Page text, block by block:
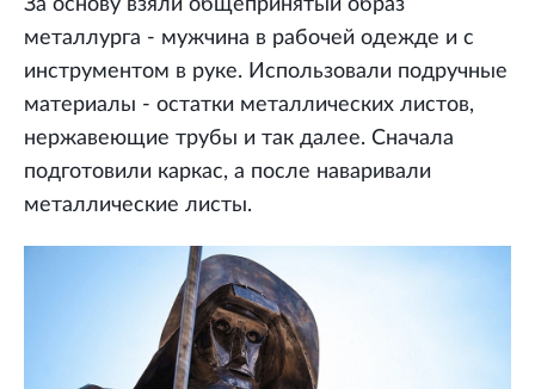
За основу взяли общепринятый образ
металлурга - мужчина в рабочей одежде и с
инструментом в руке. Использовали подручные
материалы - остатки металлических листов,
нержавеющие трубы и так далее. Сначала
подготовили каркас, а после наваривали
металлические листы.